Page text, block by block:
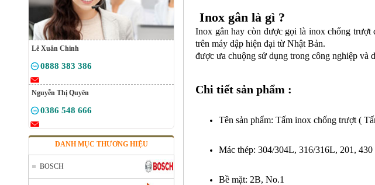
Lê Xuân Chinh
0888 383 386
Nguyễn Thị Quyên
0386 548 666
DANH MỤC THƯƠNG HIỆU
BOSCH
Inox gân là gì ?
Inox gân hay còn được gọi là inox chống trượt
trên máy dập hiện đại từ Nhật Bản.
được ưa chuộng sử dụng trong công nghiệp và
Chi tiết sản phẩm :
Tên sản phẩm: Tấm inox chống trượt (
Mác thép: 304/304L, 316/316L, 201, 430
Bề mặt: 2B, No.1